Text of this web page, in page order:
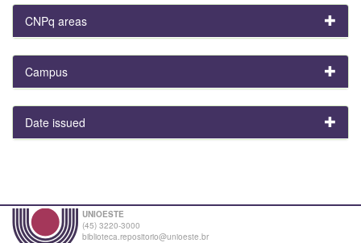
CNPq areas
Campus
Date issued
UNIOESTE
(45) 3220-3000
biblioteca.repositorio@unioeste.br